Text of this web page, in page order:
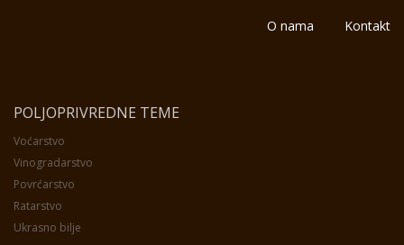
O nama Kontakt
POLJOPRIVREDNE TEME
Voćarstvo
Vinogradarstvo
Povrćarstvo
Ratarstvo
Ukrasno bilje